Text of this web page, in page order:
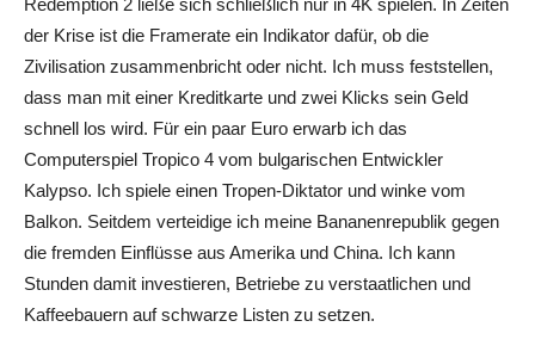
der Krise ist die Framerate ein Indikator dafür, ob die
Zivilisation zusammenbricht oder nicht. Ich muss feststellen,
dass man mit einer Kreditkarte und zwei Klicks sein Geld
schnell los wird. Für ein paar Euro erwarb ich das
Computerspiel Tropico 4 vom bulgarischen Entwickler
Kalypso. Ich spiele einen Tropen-Diktator und winke vom
Balkon. Seitdem verteidige ich meine Bananenrepublik gegen
die fremden Einflüsse aus Amerika und China. Ich kann
Stunden damit investieren, Betriebe zu verstaatlichen und
Kaffeebauern auf schwarze Listen zu setzen.